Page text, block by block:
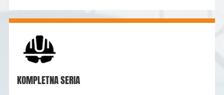
KOMPLETNA SERIA